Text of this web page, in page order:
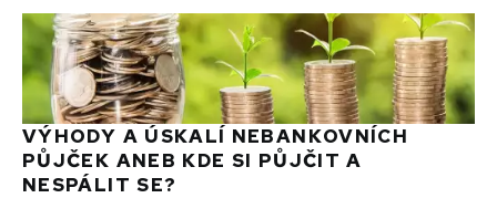
VÝHODY A ÚSKALÍ NEBANKOVNÍCH
PŮJČEK ANEB KDE SI PŮJČIT A
NESPÁLIT SE?